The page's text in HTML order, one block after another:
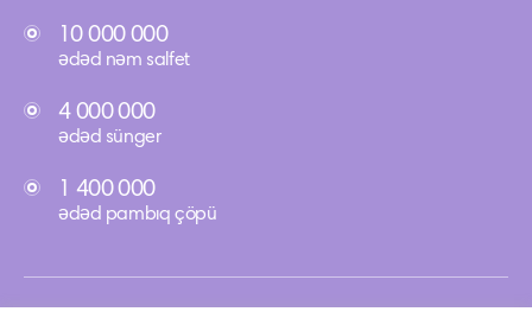
10 000 000
ədəd nəm salfet
4 000 000
ədəd sünger
1 400 000
ədəd pambıq çöpü